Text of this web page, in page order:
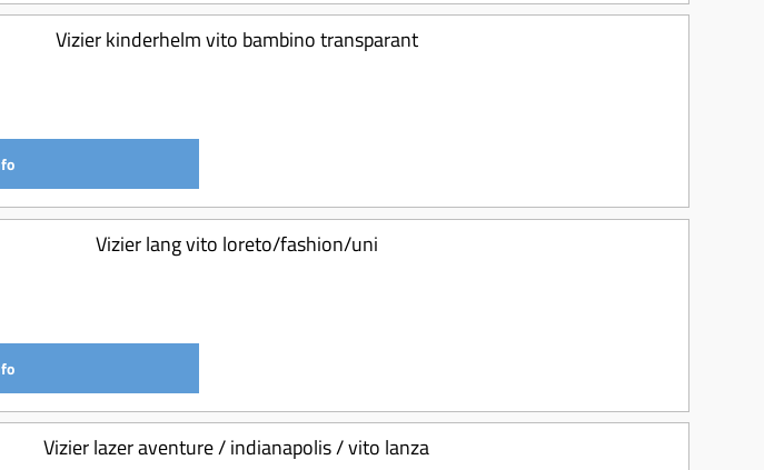
Vizier kinderhelm vito bambino transparant
Vizier lang vito loreto/fashion/uni
Vizier lazer aventure / indianapolis / vito lanza